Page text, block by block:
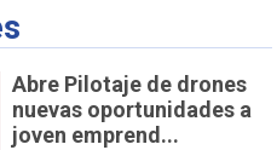
Abre Pilotaje de drones
nuevas oportunidades a
joven emprend...